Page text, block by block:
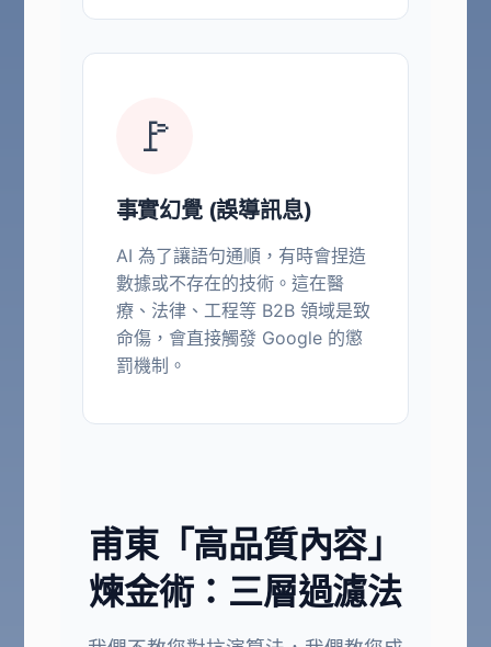
🚩
事實幻覺 (誤導訊息)
AI 為了讓語句通順，有時會捏造
數據或不存在的技術。這在醫
療、法律、工程等 B2B 領域是致
命傷，會直接觸發 Google 的懲
罰機制。
甫東「高品質內容」
煉金術：三層過濾法